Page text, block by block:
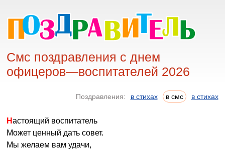
Смс поздравления с днем
офицеров—воспитателей 2026
Поздравления: в стихах в смс в стихах
Настоящий воспитатель
Может ценный дать совет.
Мы желаем вам удачи,